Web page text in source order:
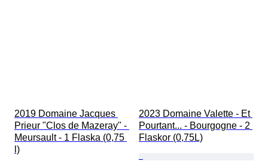
2019 Domaine Jacques
Prieur "Clos de Mazeray" -
Meursault - 1 Flaska (0,75
l)
2023 Domaine Valette - Et
Pourtant... - Bourgogne - 2
Flaskor (0,75L)